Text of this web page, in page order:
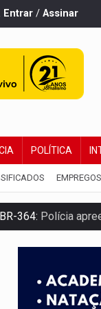
Entrar / Assinar
POLÍTICA
EMPREGOS
BR-364: Polícia
EMOCIONE:
VOVÔ LADRÃO:
JUSTIÇA: Comarca